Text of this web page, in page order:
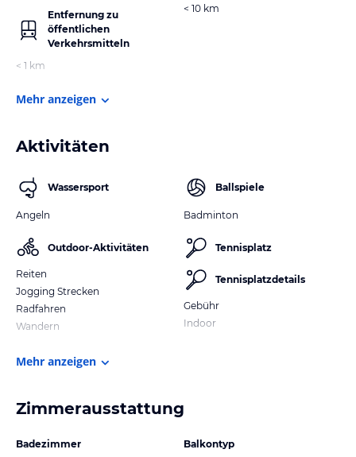
Entfernung zu
öffentlichen
Verkehrsmitteln
< 1 km
< 10 km
Mehr anzeigen
Aktivitäten
Wassersport
Angeln
Outdoor-Aktivitäten
Reiten
Jogging Strecken
Radfahren
Wandern
Ballspiele
Badminton
Tennisplatz
Tennisplatzdetails
Gebühr
Indoor
Mehr anzeigen
Zimmerausstattung
Badezimmer
Balkontyp